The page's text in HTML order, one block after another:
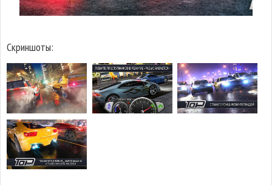
Скриншоты: